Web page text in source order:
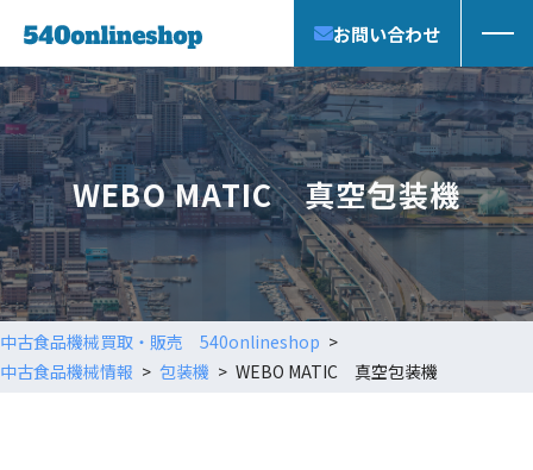
お問い合わせ
WEBO MATIC 真空包装機
中古食品機械買取・販売 540onlineshop
中古食品機械情報
包装機 WEBO MATIC 真空包装機